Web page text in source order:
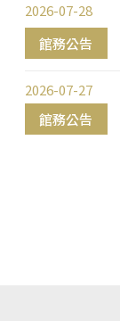
館務公告
2026-07-28
館務公告
2026-07-27